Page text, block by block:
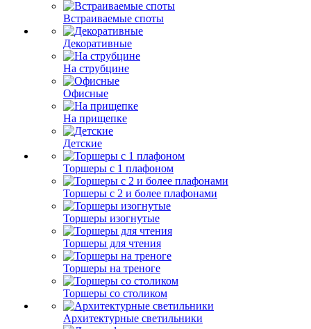
Встраиваемые споты
Декоративные
На струбцине
Офисные
На прищепке
Детские
Торшеры с 1 плафоном
Торшеры с 2 и более плафонами
Торшеры изогнутые
Торшеры для чтения
Торшеры на треноге
Торшеры со столиком
Архитектурные светильники